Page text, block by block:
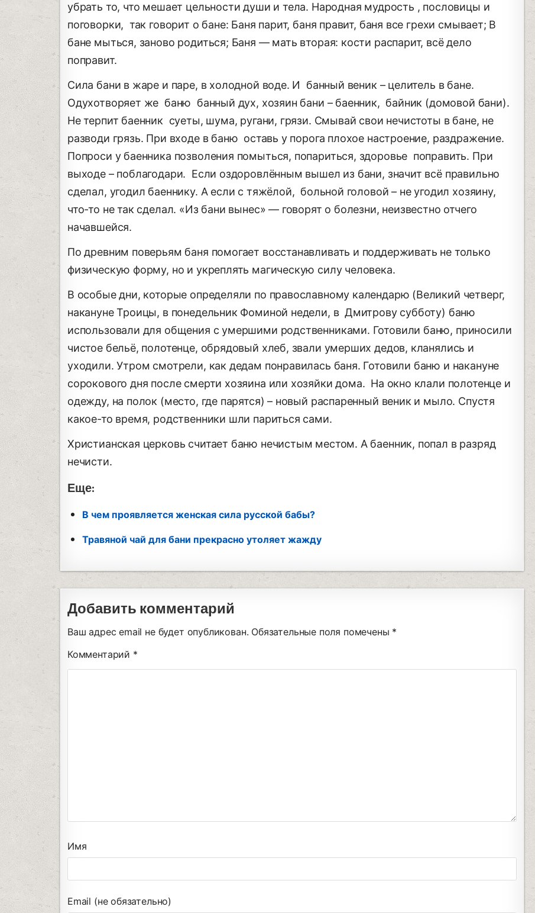
убрать то, что мешает цельности души и тела. Народная мудрость , пословицы и
поговорки, так говорит о бане: Баня парит, баня правит, баня все грехи смывает; В
бане мыться, заново родиться; Баня — мать вторая: кости распарит, всё дело
поправит.
Сила бани в жаре и паре, в холодной воде. И банный веник – целитель в бане.
Одухотворяет же баню банный дух, хозяин бани – баенник, байник (домовой бани).
Не терпит баенник суеты, шума, ругани, грязи. Смывай свои нечистоты в бане, не
разводи грязь. При входе в баню оставь у порога плохое настроение, раздражение.
Попроси у баенника позволения помыться, попариться, здоровье поправить. При
выходе – поблагодари. Если оздоровлённым вышел из бани, значит всё правильно
сделал, угодил баеннику. А если с тяжёлой, больной головой – не угодил хозяину,
что-то не так сделал. «Из бани вынес» — говорят о болезни, неизвестно отчего
начавшейся.
По древним поверьям баня помогает восстанавливать и поддерживать не только
физическую форму, но и укреплять магическую силу человека.
В особые дни, которые определяли по православному календарю (Великий четверг,
накануне Троицы, в понедельник Фоминой недели, в Дмитрову субботу) баню
использовали для общения с умершими родственниками. Готовили баню, приносили
чистое бельё, полотенце, обрядовый хлеб, звали умерших дедов, кланялись и
уходили. Утром смотрели, как дедам понравилась баня. Готовили баню и накануне
сорокового дня после смерти хозяина или хозяйки дома. На окно клали полотенце и
одежду, на полок (место, где парятся) – новый распаренный веник и мыло. Спустя
какое-то время, родственники шли париться сами.
Христианская церковь считает баню нечистым местом. А баенник, попал в разряд
нечисти.
Еще:
В чем проявляется женская сила русской бабы?
Травяной чай для бани прекрасно утоляет жажду
Добавить комментарий
Ваш адрес email не будет опубликован. Обязательные поля помечены *
Комментарий *
Имя
Email (не обязательно)